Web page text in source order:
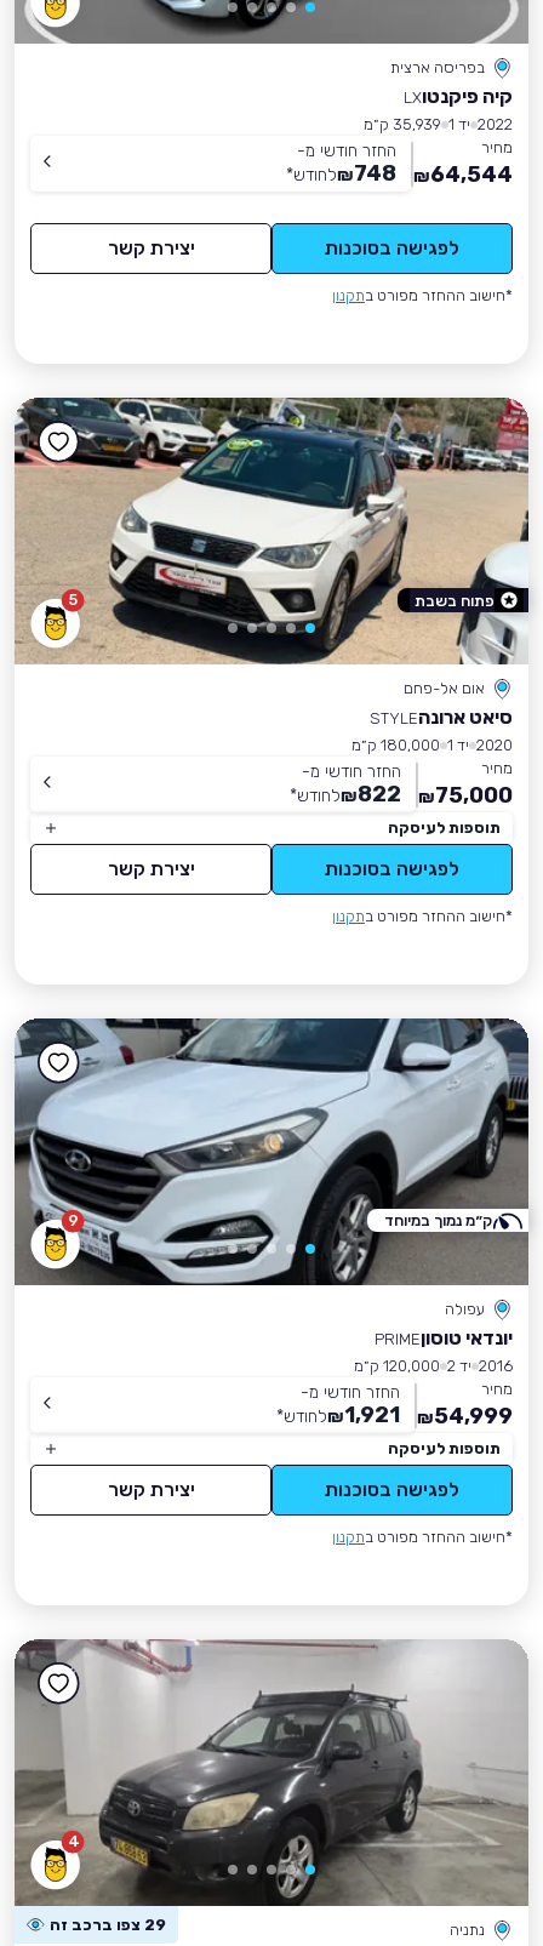
בפריסה ארצית
קיה פיקנטוLX
2022 יד 1
35,939 ק״מ
מחיר
64,544
₪
החזר חודשי מ-
748
₪לחודש*
לפגישה בסוכנות יצירת קשר
*חישוב ההחזר מפורט בתקנון
5
אום אל-פחם
סיאט ארונהSTYLE
2020 יד 1
180,000 ק״מ
מחיר
75,000
₪
החזר חודשי מ-
822
₪לחודש*
תוספות לעיסקה
לפגישה בסוכנות יצירת קשר
*חישוב ההחזר מפורט בתקנון
פתוח בשבת
9
עפולה
יונדאי טוסוןPRIME
2016 יד 2
120,000 ק״מ
מחיר
54,999
₪
החזר חודשי מ-
1,921
₪לחודש*
תוספות לעיסקה
לפגישה בסוכנות יצירת קשר
*חישוב ההחזר מפורט בתקנון
ק״מ נמוך במיוחד
4
נתניה 29 צפו ברכב זה